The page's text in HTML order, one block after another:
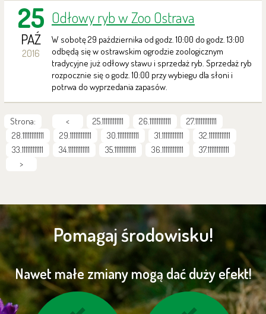
25
PAŹ
2016
Odłowy ryb w Zoo Ostrava
W sobotę 29 października od godz. 10:00 do godz. 13:00
odbędą się w ostrawskim ogrodzie zoologicznym
tradycyjne już odłowy stawu i sprzedaż ryb. Sprzedaż ryb
rozpocznie się o godz. 10:00 przy wybiegu dla słoni i
potrwa do wyprzedania zapasów.
Strona: < 25.111111111111 26.111111111111
27.111111111111
28.111111111111
29.111111111111 30.111111111111 31.111111111111
32.111111111111
33.111111111111
34.111111111111 35.111111111111 36.111111111111
37.111111111111
>
Pomagaj środowisku!
Nawet małe zmiany mogą dać duży efekt!